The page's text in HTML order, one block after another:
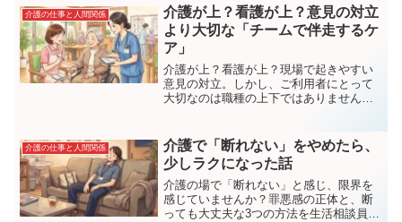
介護の仕事と人間関係
介護が上？看護が上？意見の対立
より大切な「チームで伴走するケ
ア」
介護が上？看護が上？現場で起きやすい
意見の対立。しかし、ご利用者にとって
大切なのは職種の上下ではありません。
介護の仕事と人間関係
介護で「断れない」をやめたら、
少しラクになった話
介護の場で「断れない」と感じ、限界を
感じていませんか？罪悪感の正体と、断
っても大丈夫な3つの方法を生活相談員が